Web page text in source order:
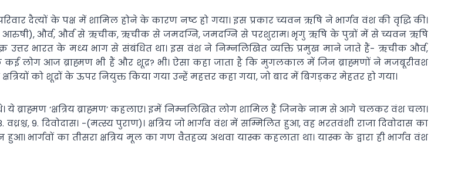
दैत्यों के पक्ष में शामिल होने के कारण नष्ट हो गया। इस प्रकार च्यवन ऋषि ने भार्गव वंश की वृद्धि की।
और्व, और्व से ऋचीक, ऋचीक से जमदग्नि, जमदग्नि से परशुराम। भृगु ऋषि के पुत्रों में से च्यवन ऋषि
उत्तर भारत के मध्य भाग से संबंधित था। इस वंश ने नि‍म्नलिखित व्यक्ति प्रमुख माने जाते हैं- ऋचीक और्व,
कई लोग आज ब्राह्मण भी हैं और शूद्र? भी। ऐसा कहा जाता है कि मुगलकाल में जिन ब्राह्मणों ने मजबूरीवश
को शूद्रों के ऊपर नियुक्त किया गया उन्हें महत्तर कहा गया, जो बाद में बिगड़कर मेहतर हो गया।
ब्राह्मण ‘क्षत्रिय ब्राह्मण’ कहलाए। इमें निम्नलिखित लोग शामिल हैं जिनके नाम से आगे चलकर वंश चला।
वध्रश्च, 9. दिवोदास। -(मत्स्य पुराण)। क्षत्रिय जो भार्गव वंश में सम्मिलित हुआ, वह भरतवंशी राजा दिवोदास का
भार्गवों का तीसरा क्षत्रिय मूल का गण वैतहव्य अथवा यास्क कहलाता था। यास्क के द्वारा ही भार्गव वंश